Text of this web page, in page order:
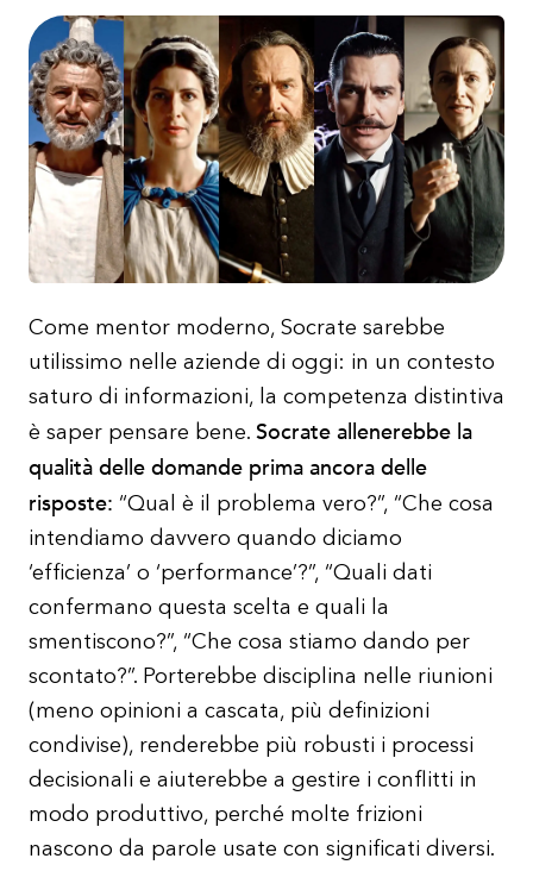
Come mentor moderno, Socrate sarebbe
utilissimo nelle aziende di oggi: in un contesto
saturo di informazioni, la competenza distintiva
è saper pensare bene. Socrate allenerebbe la
qualità delle domande prima ancora delle
risposte: “Qual è il problema vero?”, “Che cosa
intendiamo davvero quando diciamo
‘efficienza’ o ‘performance’?”, “Quali dati
confermano questa scelta e quali la
smentiscono?”, “Che cosa stiamo dando per
scontato?”. Porterebbe disciplina nelle riunioni
(meno opinioni a cascata, più definizioni
condivise), renderebbe più robusti i processi
decisionali e aiuterebbe a gestire i conflitti in
modo produttivo, perché molte frizioni
nascono da parole usate con significati diversi.